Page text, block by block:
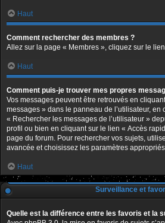
Haut
Comment rechercher des membres ?
Allez sur la page « Membres », cliquez sur le
Haut
Comment puis-je trouver mes propres
Vos messages peuvent être retrouvés en
messages » dans le panneau de l’utilisateur, en
« Rechercher les messages de l’utilisateur »
profil ou bien en cliquant sur le lien « Accès
page du forum. Pour rechercher vos sujets,
avancée et choisissez les paramètres
Haut
Surveillance et
Quelle est la différence entre les favoris et la